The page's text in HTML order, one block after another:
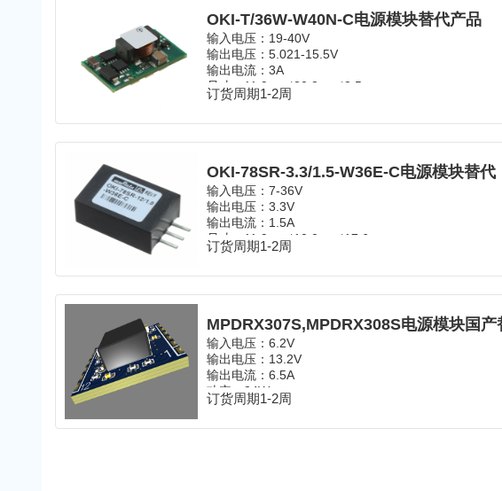
OKI-T/36W-W40N-C电源模块替代产品
输入电压： 19-40V
输出电压： 5.021-15.5V
输出电流：3A
尺寸：11.9mm*20.8mm*8.5mm
温度范围：
-40℃~85℃
封装：SMD
订货周期1-2周
OKI-78SR-3.3/1.5-W36E-C电源模块替代
输入电压：7-36V
输出电压：3.3V
输出电流：1.5A
尺寸：11.9mm*10.0mm*17.6mm
温度范围：
-40℃~85℃
封装：SIP
订货周期1-2周
MPDRX307S,MPDRX308S电源模块国产
输入电压：6.2V
输出电压：13.2V
输出电流：6.5A
功率：24W
效率：91%
订货周期1-2周